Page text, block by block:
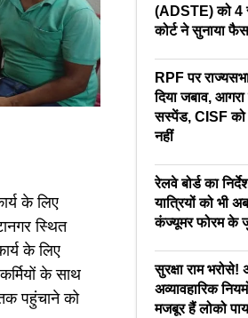
के लिए
स्थित
के लिए
के साथ
पहुंचाने को
(ADSTE) को 4
कोर्ट ने सुनाया
RPF पर
दिया जबाव,
सस्पेंड, CISF को
नहीं
रेलवे बोर्ड का
यात्रियों को भी
कंज्यूमर फोरम के
सुरक्षा राम
अव्यावहारिक
मजबूर हैं लोको